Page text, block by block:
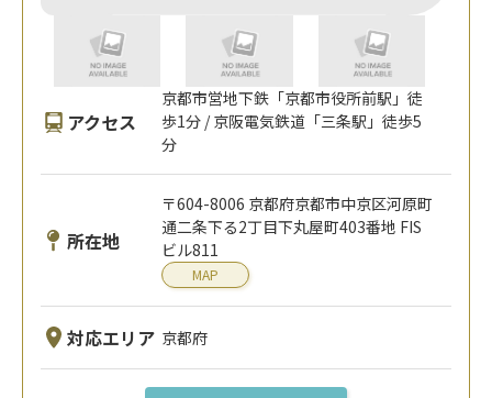
アクセス
京都市営地下鉄「京都市役所前駅」徒
歩1分 / 京阪電気鉄道「三条駅」徒歩5
分
所在地
〒604-8006 京都府京都市中京区河原町
通二条下る2丁目下丸屋町403番地 FIS
ビル811
MAP
対応エリア 京都府